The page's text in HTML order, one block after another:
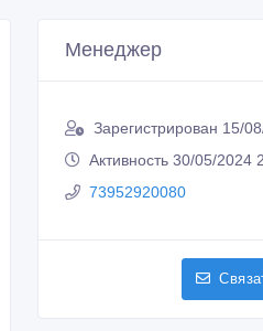
Менеджер
Зарегистрирован 15/
Активность 30/05/2024
73952920080